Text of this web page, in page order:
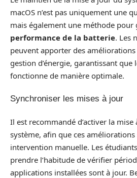
macOS n’est pas uniquement une
mais également une méthode pour
performance de la batterie. Les
peuvent apporter des
gestion d’énergie, garantissant que
fonctionne de manière optimale.
Synchroniser les mises à jour
Il est recommandé d’activer la
système, afin que ces
intervention manuelle. Les
prendre l’habitude de vérifier
applications installées sont à jour.